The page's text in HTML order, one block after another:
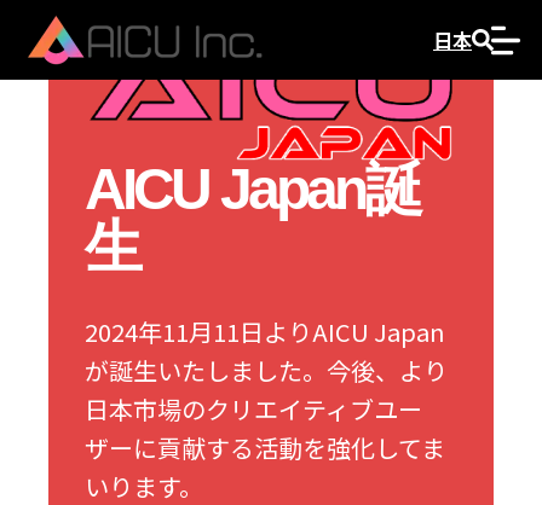
日本
AICU Japan誕
生
2024年11月11日よりAICU Japan
が誕生いたしました。今後、より
日本市場のクリエイティブユー
ザーに貢献する活動を強化してま
いります。